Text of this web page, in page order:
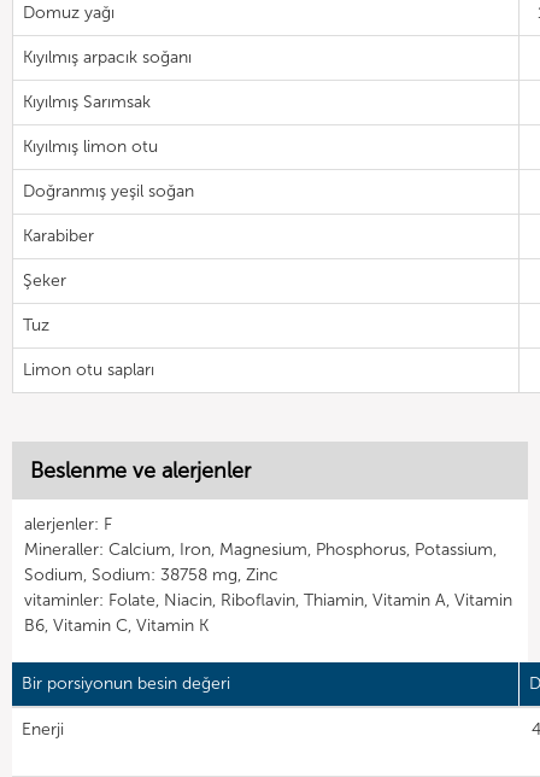
Domuz yağı
Kıyılmış arpacık soğanı
Kıyılmış Sarımsak
Kıyılmış limon otu
Doğranmış yeşil soğan
Karabiber
Şeker
Tuz
Limon otu sapları
Beslenme ve alerjenler
alerjenler: F
Mineraller: Calcium, Iron, Magnesium, Phosphorus, Potassium,
Sodium, Sodium: 38758 mg, Zinc
vitaminler: Folate, Niacin, Riboflavin, Thiamin, Vitamin A, Vitamin
B6, Vitamin C, Vitamin K
Bir porsiyonun besin değeri
Enerji